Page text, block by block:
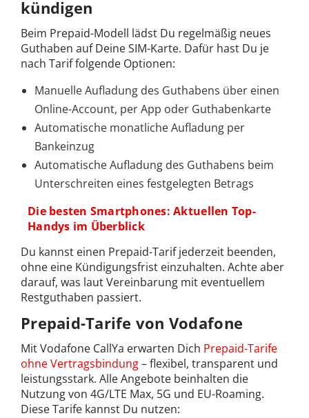
kündigen
Beim Prepaid-Modell lädst Du regelmäßig neues
Guthaben auf Deine SIM-Karte. Dafür hast Du je
nach Tarif folgende Optionen:
Manuelle Aufladung des Guthabens über einen
Online-Account, per App oder Guthabenkarte
Automatische monatliche Aufladung per
Bankeinzug
Automatische Aufladung des Guthabens beim
Unterschreiten eines festgelegten Betrags
Die besten Smartphones: Aktuellen Top-
Handys im Überblick
Du kannst einen Prepaid-Tarif jederzeit beenden,
ohne eine Kündigungsfrist einzuhalten. Achte aber
darauf, was laut Vereinbarung mit eventuellem
Restguthaben passiert.
Prepaid-Tarife von Vodafone
Mit Vodafone CallYa erwarten Dich Prepaid-Tarife
ohne Vertragsbindung– flexibel, transparent und
leistungsstark. Alle Angebote beinhalten die
Nutzung von 4G/LTE Max, 5G und EU-Roaming.
Diese Tarife kannst Du nutzen: